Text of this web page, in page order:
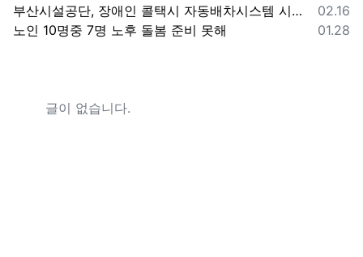
등록일
02.16
부산시설공단, 장애인 콜택시 자동배차시스템 시범 운영
등록일
01.28
노인 10명중 7명 노후 돌봄 준비 못해
글이 없습니다.